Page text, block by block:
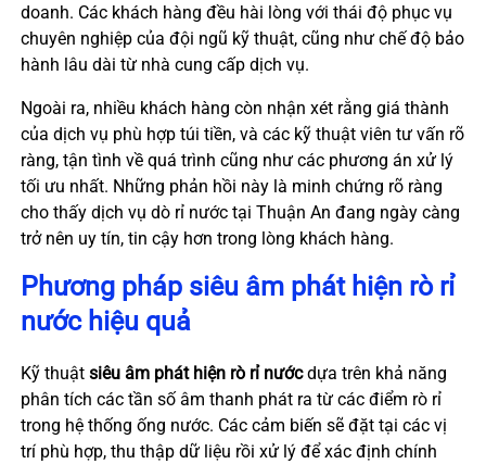
doanh. Các khách hàng đều hài lòng với thái độ phục vụ
chuyên nghiệp của đội ngũ kỹ thuật, cũng như chế độ bảo
hành lâu dài từ nhà cung cấp dịch vụ.
Ngoài ra, nhiều khách hàng còn nhận xét rằng giá thành
của dịch vụ phù hợp túi tiền, và các kỹ thuật viên tư vấn rõ
ràng, tận tình về quá trình cũng như các phương án xử lý
tối ưu nhất. Những phản hồi này là minh chứng rõ ràng
cho thấy dịch vụ dò rỉ nước tại Thuận An đang ngày càng
trở nên uy tín, tin cậy hơn trong lòng khách hàng.
Phương pháp siêu âm phát hiện rò rỉ
nước hiệu quả
Kỹ thuật siêu âm phát hiện rò rỉ nướcdựa trên khả năng
phân tích các tần số âm thanh phát ra từ các điểm rò rỉ
trong hệ thống ống nước. Các cảm biến sẽ đặt tại các vị
trí phù hợp, thu thập dữ liệu rồi xử lý để xác định chính